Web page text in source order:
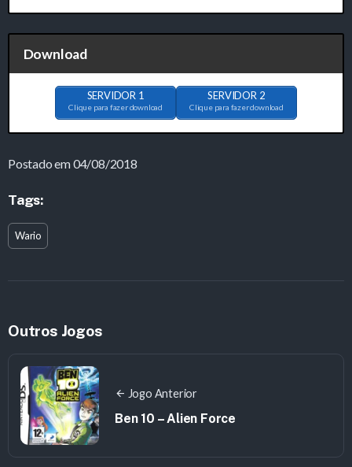
Download
SERVIDOR 1
Clique para fazer download
SERVIDOR 2
Clique para fazer download
Postado em 04/08/2018
Tags:
Wario
Outros Jogos
Jogo Anterior
Ben 10 – Alien Force